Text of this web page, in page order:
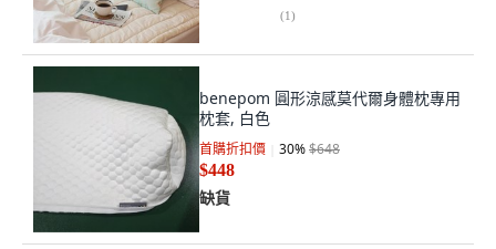
(1)
benepom 圓形涼感莫代爾身體枕專用
枕套, 白色
首購折扣價 30%$648
$448
缺貨